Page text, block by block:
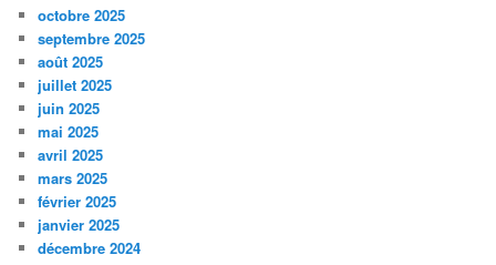
octobre 2025
septembre 2025
août 2025
juillet 2025
juin 2025
mai 2025
avril 2025
mars 2025
février 2025
janvier 2025
décembre 2024